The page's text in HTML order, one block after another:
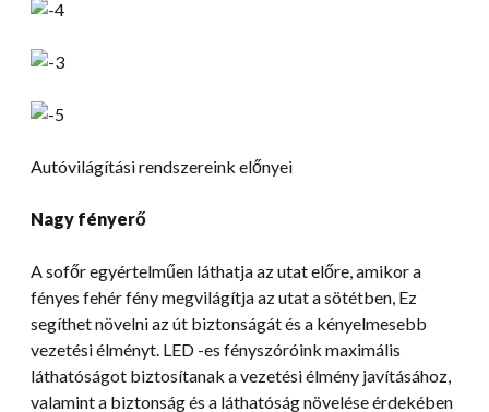
Autóvilágítási rendszereink előnyei
Nagy fényerő
A sofőr egyértelműen láthatja az utat előre, amikor a
fényes fehér fény megvilágítja az utat a sötétben, Ez
segíthet növelni az út biztonságát és a kényelmesebb
vezetési élményt. LED -es fényszóróink maximális
láthatóságot biztosítanak a vezetési élmény javításához,
valamint a biztonság és a láthatóság növelése érdekében